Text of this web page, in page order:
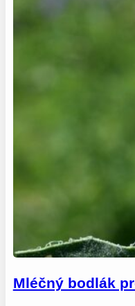
Mléčný bodlák